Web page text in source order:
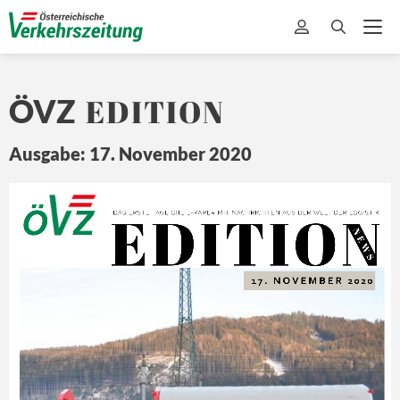
ÖVZ EDITION
Ausgabe: 17. November 2020
Z
Ö EDITION
DAS ERSTE TÄGLICHE E- PAPER MIT NACHRICHTEN A US DER WEL DER L OGISTIK
N E
W S
17. NOVEMBER 2020